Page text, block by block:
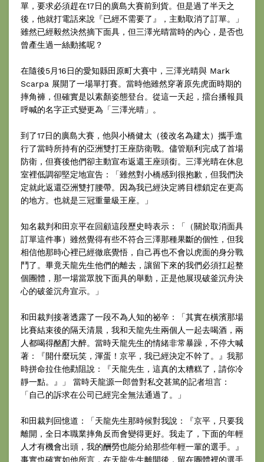
單，要求必須趕在17日的廣島大賽前到貨。但是過了半天之
後，他就打電話來說『已經不需要了』，主動取消了訂單。」
雖然已經毅然決然摘下面具，但三澤光晴當時的內心，是否也
曾產生過一絲動搖呢？
在隨後5月16日的愛知縣田原町大賽中，三澤光晴與 Mark
Scarpa 展開了一場單打賽。當時他雖然穿著原先虎面時期的
摔角褲，但確實是以素顏姿態登台。從這一天起，擂台播報員
呼喊的名字正式變更為「三澤光晴」。
到了17日的廣島大賽，他與小橋健太（後改名為建太）攜手進
行了當時所持有的亞洲雙打王座防衛戰。儘管順利完成了首場
防衛，但賽後他們卻主動宣布返還王座頭銜。三澤光晴在休息
室裡低調卻堅定地宣告：「雖然對小橋感到很抱歉，但我們決
定就此返還亞洲雙打腰帶。因為我已經決定將目標鎖定在更高
的地方。也就是三冠重量級王座。」
知名裁判和田京平在回顧這段歷史時表示：「（關於取消面具
訂單這件事）雖然覺得有些不符合三澤那種果斷的個性，但我
相信他那時心裡已經徹底覺悟，自己再也不會以虎面的身分戰
鬥了。畢竟天龍先生他們的離去，讓留下來的我們必須扛起整
個團體，那一場當眾脫下面具的舉動，正是他展現破釜沉舟決
心的破釜沉舟宣示。」
和田裁判接著透露了一段不為人知的祕辛：「其實在橫濱那場
比賽結束後的隔天清晨，我和天龍先生兩個人一起去喝酒，兩
人都喝得酩酊大醉。當時天龍先生的情緒非常暴躁，不停大喊
著：『開什麼玩笑，渾蛋！京平，我已經決定不幹了。』我那
時拼命拉住他勸阻說：『天龍先生，這真的太糟糕了，請你冷
靜一點。』」 當時天龍源一郎曾對私交甚篤的記者坦言：
「自己的訴求在公司已經完全無法通過了。」
和田裁判回憶道：「天龍先生那時候對我說：『京平，只要我
離開，全日本職業摔角反而會變得更好。我走了，下面的年輕
人才有機會出頭，我的酬勞也能分給那些年輕一輩的選手。』
事實也確實如他所言，在天龍先生離開後，留在團體裡的選手